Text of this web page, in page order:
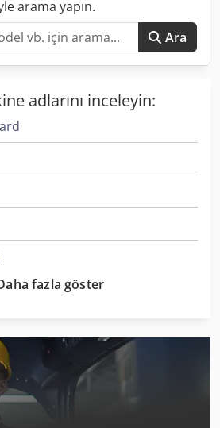
arama yapın.
Ara
adlarını inceleyin:
fazla göster